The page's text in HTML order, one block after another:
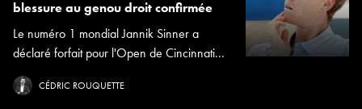
blessure au genou droit confirmée
Le numéro 1 mondial Jannik Sinner a
déclaré forfait pour l'Open de Cincinnati...
CÉDRIC ROUQUETTE